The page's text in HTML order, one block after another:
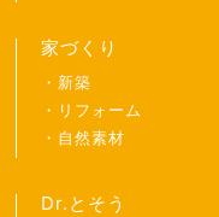
家づくり
新築
リフォーム
自然素材
Dr.とそう